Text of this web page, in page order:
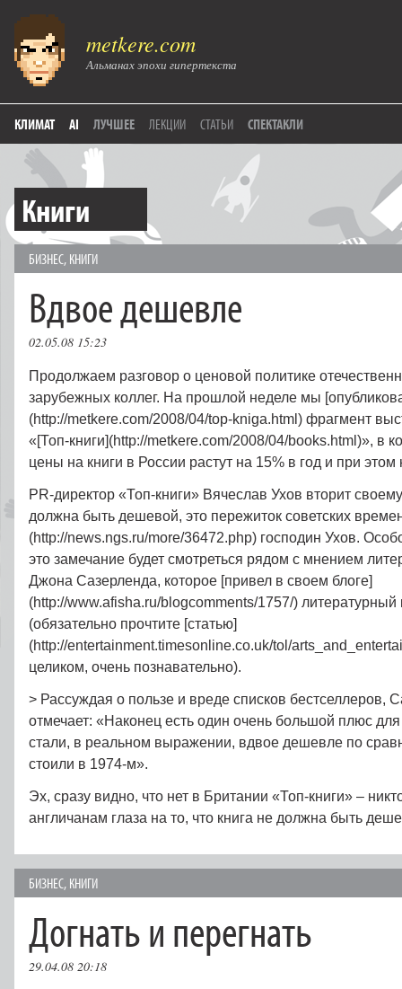
metkere.com
Альманах эпохи гипертекста
КЛИМАТ AI ЛУЧШЕЕ ЛЕКЦИИ СТАТЬИ СПЕКТАКЛИ
Книги
БИЗНЕС, КНИГИ
Вдвое дешевле
02.05.08 15:23
Продолжаем разговор о ценовой политике
зарубежных коллег. На прошлой неделе мы
(http://metkere.com/2008/04/top-kniga.html) фрагмент
«[Топ-книги](http://metkere.com/2008/04/books.html)», в
цены на книги в России растут на 15% в год и при
PR-директор «Топ-книги» Вячеслав Ухов вторит
должна быть дешевой, это пережиток советских
(http://news.ngs.ru/more/36472.php) господин Ухов.
это замечание будет смотреться рядом с мнением
Джона Сазерленда, которое [привел в своем блоге]
(http://www.afisha.ru/blogcomments/1757/) литературный
(обязательно прочтите [статью]
(http://entertainment.timesonline.co.uk/tol/
целиком, очень познавательно).
> Рассуждая о пользе и вреде списков бестселлеров,
отмечает: «Наконец есть один очень большой плюс для
стали, в реальном выражении, вдвое дешевле по
стоили в 1974‑м».
Эх, сразу видно, что нет в Британии «Топ-книги» –
англичанам глаза на то, что книга не должна быть
БИЗНЕС, КНИГИ
Догнать и перегнать
29.04.08 20:18